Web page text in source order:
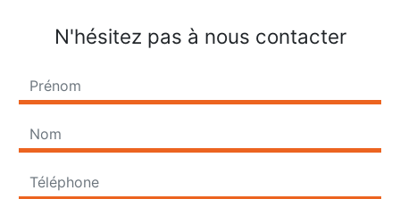
N'hésitez pas à nous contacter